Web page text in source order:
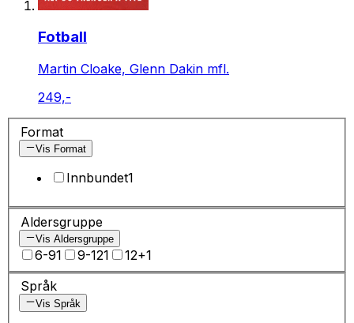
Fotball
Martin Cloake, Glenn Dakin mfl.
249,-
Format
Vis Format
Innbundet1
Aldersgruppe
Vis Aldersgruppe
6-91 9-121 12+1
Språk
Vis Språk